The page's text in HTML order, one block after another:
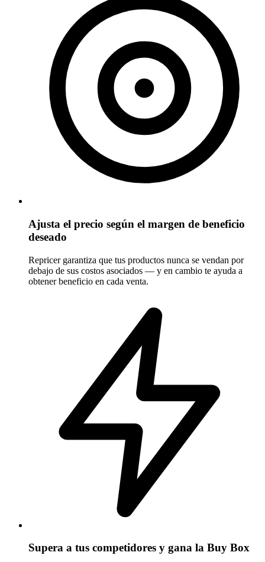
Ajusta el precio según el margen de beneficio
deseado
Repricer garantiza que tus productos nunca se vendan por
debajo de sus costos asociados — y en cambio te ayuda a
obtener beneficio en cada venta.
Supera a tus competidores y gana la Buy Box